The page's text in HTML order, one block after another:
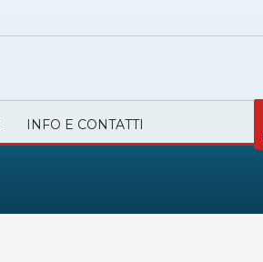
INFO E CONTATTI